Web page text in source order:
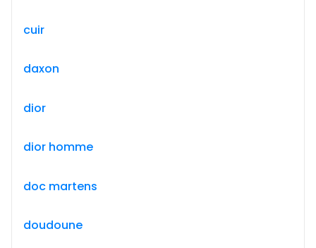
cuir
daxon
dior
dior homme
doc martens
doudoune